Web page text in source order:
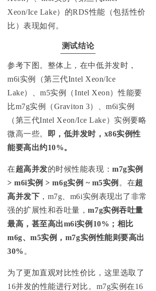
Xeon/Ice Lake）的RDS性能（包括性价
比）表现如何。
测试结论
参考下图。整体上，在中低并发时，
m6i实例（第三代Intel Xeon/Ice
Lake）、m5实例（Intel Xeon）性能要
比m7g实例（Graviton 3）、m6i实例
（第三代Intel Xeon/Ice Lake）实例要略
微高一些。
即，低并发时，x86实例性
能要高出约10%。
在超高并发的时候性能表现：m7g实例
> m6i实例 > m6g实例 ~ m5实例 。在超
高并发下 ，m7g、m6i实例表现出了非常
强的扩展性和吞吐量，m7g实例吞吐量
最高，甚至高出m6i实例10%；相比
m6g、m5实例，m7g实例性能则要高出
30% 。
为了更加直观对比性价比，这里选取了
16并发的性能进行对比。m7g实例在16